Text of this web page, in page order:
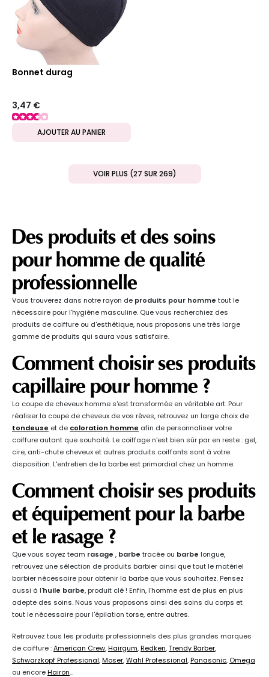
Bonnet durag
3,47 €
AJOUTER AU PANIER
VOIR PLUS (27 SUR 269)
Des produits et des soins
pour homme de qualité
professionnelle
Vous trouverez dans notre rayon de produits pour homme tout le
nécessaire pour l'hygiène masculine. Que vous recherchiez des
produits de coiffure ou d'esthétique, nous proposons une très large
gamme de produits qui saura vous satisfaire.
Comment choisir ses produits
capillaire pour homme ?
La coupe de cheveux homme s'est transformée en véritable art. Pour
réaliser la coupe de cheveux de vos rêves, retrouvez un large choix de
tondeuse et de coloration homme afin de personnaliser votre
coiffure autant que souhaité. Le coiffage n'est bien sûr par en reste : gel,
cire, anti-chute cheveux et autres produits coiffants sont à votre
disposition. L'entretien de la barbe est primordial chez un homme.
Comment choisir ses produits
et équipement pour la barbe
et le rasage ?
Que vous soyez team rasage , barbe tracée ou barbe longue,
retrouvez une sélection de produits barbier ainsi que tout le matériel
barbier nécessaire pour obtenir la barbe que vous souhaitez. Pensez
aussi à l'huile barbe, produit clé ! Enfin, l'homme est de plus en plus
adepte des soins. Nous vous proposons ainsi des soins du corps et
tout le nécessaire pour l'épilation torse, entre autres.
Retrouvez tous les produits professionnels des plus grandes marques
de coiffure :American Crew,Hairgum,Redken,Trendy Barber,
Schwarzkopf Professional,Moser,Wahl Professional,Panasonic, Omega
ou encoreHairon...